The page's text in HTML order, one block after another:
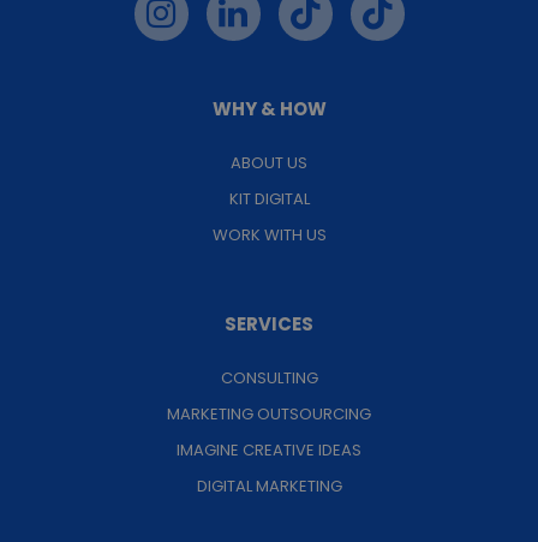
WHY & HOW
ABOUT US
KIT DIGITAL
WORK WITH US
SERVICES
CONSULTING
MARKETING OUTSOURCING
IMAGINE CREATIVE IDEAS
DIGITAL MARKETING